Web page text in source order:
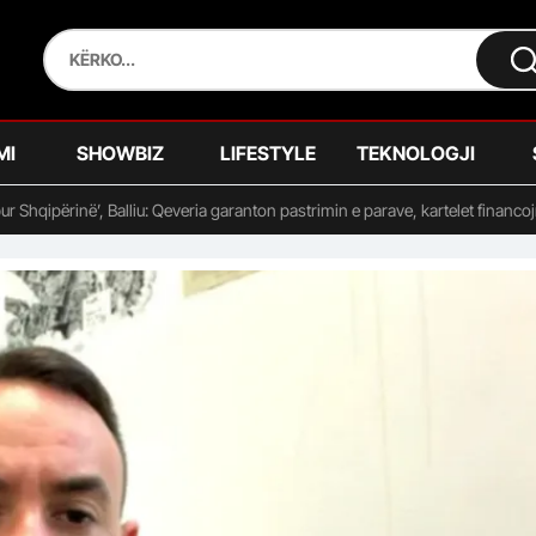
SHOWBIZ LIFESTYLE TEKNOLOGJI
Shqipërinë’, Balliu: Qeveria garanton pastrimin e parave, kartelet